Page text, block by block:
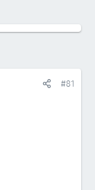
#81